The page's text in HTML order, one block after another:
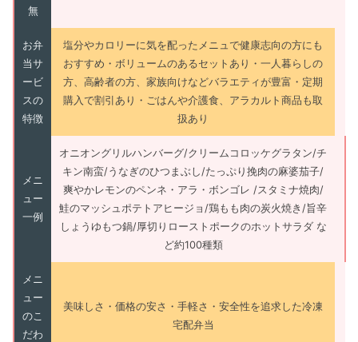
無
お弁
当サ
ービ
スの
特徴
塩分やカロリーに気を配ったメニュで健康志向の方にも
おすすめ・ボリュームのあるセットあり・一人暮らしの
方、高齢者の方、家族向けなどバラエティが豊富・定期
購入で割引あり・ごはんや介護食、アラカルト商品も取
扱あり
メニ
ュー
一例
オニオングリルハンバーグ/クリームコロッケグラタン/チ
キン南蛮/うなぎのひつまぶし/たっぷり挽肉の麻婆茄子/
爽やかレモンのペンネ・アラ・ボンゴレ /スタミナ焼肉/
鮭のマッシュポテトアヒージョ/鶏もも肉の炭火焼き/旨辛
しょうゆもつ鍋/厚切りローストポークのホットサラダ な
ど約100種類
メニ
ュー
のこ
だわ
美味しさ・価格の安さ・手軽さ・安全性を追求した冷凍
宅配弁当